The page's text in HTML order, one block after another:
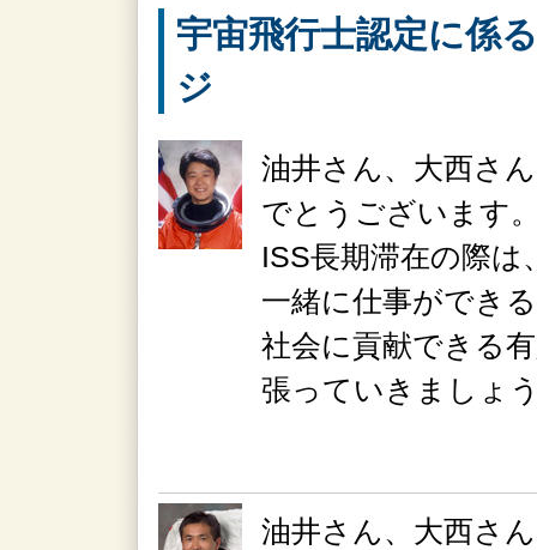
宇宙飛行士認定に係
ジ
油井さん、大西さ
でとうございます
ISS長期滞在の際は
一緒に仕事ができ
社会に貢献できる
張っていきましょ
油井さん、大西さ